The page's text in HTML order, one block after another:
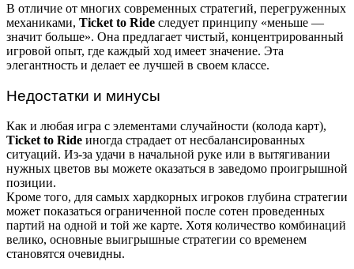
В отличие от многих современных стратегий, перегруженных
механиками, Ticket to Ride следует принципу «меньше —
значит больше». Она предлагает чистый, концентрированный
игровой опыт, где каждый ход имеет значение. Эта
элегантность и делает ее лучшей в своем классе.
Недостатки и минусы
Как и любая игра с элементами случайности (колода карт),
Ticket to Ride иногда страдает от несбалансированных
ситуаций. Из-за удачи в начальной руке или в вытягивании
нужных цветов вы можете оказаться в заведомо проигрышной
позиции.
Кроме того, для самых хардкорных игроков глубина стратегии
может показаться ограниченной после сотен проведенных
партий на одной и той же карте. Хотя количество комбинаций
велико, основные выигрышные стратегии со временем
становятся очевидны.